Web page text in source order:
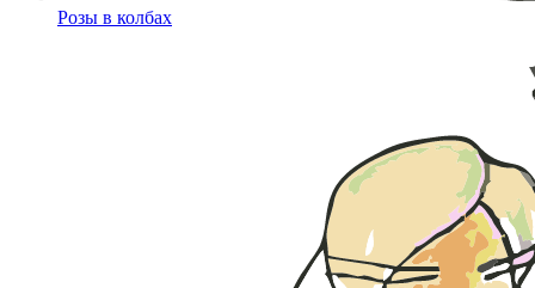
Розы в колбах